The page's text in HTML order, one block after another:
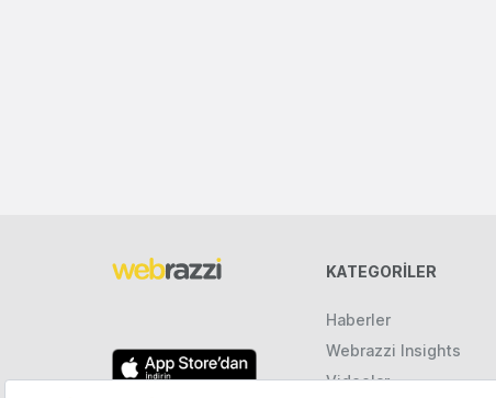
KATEGORILER
Haberler
Webrazzi Insights
Videolar